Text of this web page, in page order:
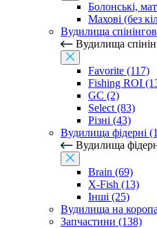
Болонські,
Махові (без
Вудилища
Вудилища
Favorite (117)
Fishing ROI
GC (2)
Select (83)
Різні (43)
Вудилища фідерні
Вудилища
Brain (69)
X-Fish (13)
Інші (25)
Вудилища на
Запчастини (138)